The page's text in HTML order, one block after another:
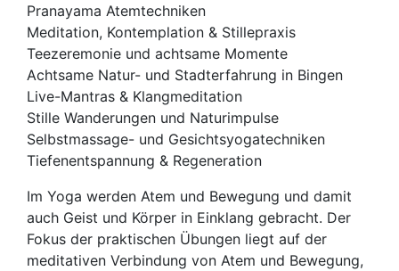
Pranayama Atemtechniken
Meditation, Kontemplation & Stillepraxis
Teezeremonie und achtsame Momente
Achtsame Natur- und Stadterfahrung in Bingen
Live-Mantras & Klangmeditation
Stille Wanderungen und Naturimpulse
Selbstmassage- und Gesichtsyogatechniken
Tiefenentspannung & Regeneration
Im Yoga werden Atem und Bewegung und damit
auch Geist und Körper in Einklang gebracht. Der
Fokus der praktischen Übungen liegt auf der
meditativen Verbindung von Atem und Bewegung,